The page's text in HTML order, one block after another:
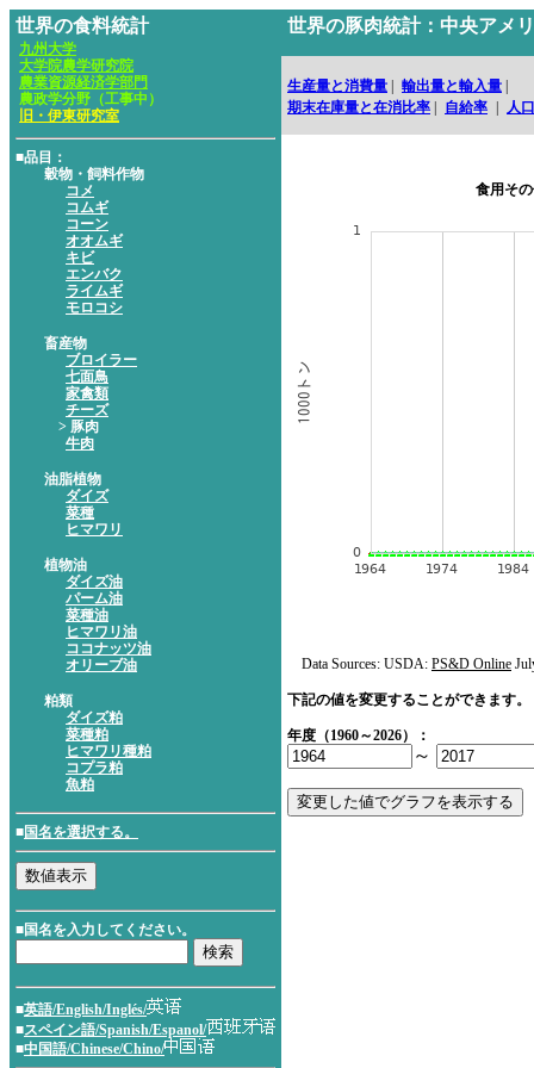
世界の食料統計
九州大学
大学院農学研究院
農業資源経済学部門
農政学分野（工事中）
旧・伊東研究室
■品目：
穀物・飼料作物
コメ
コムギ
コーン
オオムギ
キビ
エンバク
ライムギ
モロコシ
畜産物
ブロイラー
七面鳥
家禽類
チーズ
> 豚肉
牛肉
油脂植物
ダイズ
菜種
ヒマワリ
植物油
ダイズ油
パーム油
菜種油
ヒマワリ油
ココナッツ油
オリーブ油
粕類
ダイズ粕
菜種粕
ヒマワリ種粕
コプラ粕
魚粕
■国名を選択する。
■国名を入力してください。
■英語/English/Inglés/
■スペイン語/Spanish/Espanol/
■中国語/Chinese/Chino/
世界の豚肉統計：中央アメ
生産量と消費量 輸出量と輸入量
期末在庫量と在消比率
自給率 人口
食用そ
Data Sources: USDA: PS&D Online
下記の値を変更することができます。
年度（1960～2026）：
～